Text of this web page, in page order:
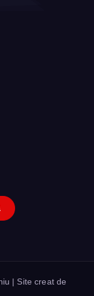
| Site creat de